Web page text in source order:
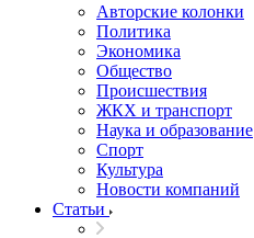
Авторские колонки
Политика
Экономика
Общество
Происшествия
ЖКХ и транспорт
Наука и образование
Спорт
Культура
Новости компаний
Статьи